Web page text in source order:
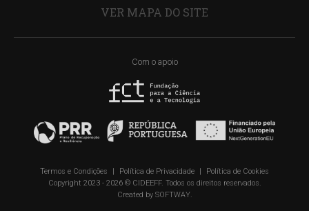
VER MAPA DO SITE
Com o apoio
Termos e Condições | Política de Privacidade |
Política de Cookies
Copyright 2023 - 2026 © CIDEEFF. Todos os direitos reservados.
Created by SOFTWAY.